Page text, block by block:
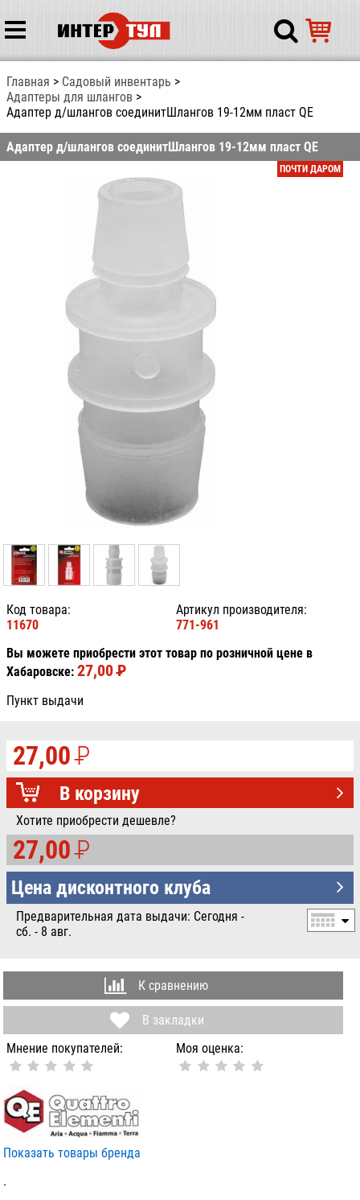
Главная
Садовый инвентарь
Адаптеры для шлангов
Адаптер д/шлангов соединитШлангов 19-12мм пласт QE
Адаптер д/шлангов соединитШлангов 19-12мм пласт QE
ПОЧТИ ДАРОМ
Код товара:
11670
Артикул производителя:
771-961
Вы можете приобрести этот товар по розничной цене в
Хабаровске: 27,00PУБ.
Пункт выдачи
27,00P
УБ.
В корзину
Хотите приобрести дешевле?
27,00P
УБ.
Цена дисконтного клуба
Предварительная дата выдачи: Сегодня -
сб. - 8 авг.
К сравнению
В закладки
Мнение покупателей:
Моя оценка:
Показать товары бренда
.